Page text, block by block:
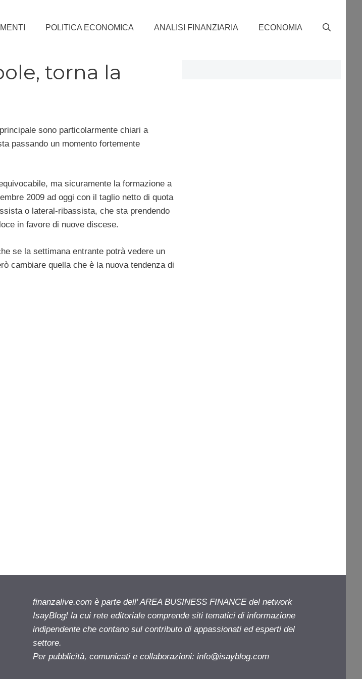
POLITICA ECONOMICA ANALISI FINANZIARIA ECONOMIA
torna la
sono particolarmente chiari a
passando un momento fortemente
ma sicuramente la formazione a
2009 ad oggi con il taglio netto di quota
o lateral-ribassista, che sta prendendo
in favore di nuove discese.
se la settimana entrante potrà vedere un
cambiare quella che è la nuova tendenza di
finanzalive.com è parte dell' AREA BUSINESS FINANCE del network
IsayBlog! la cui rete editoriale comprende siti tematici di informazione
indipendente che contano sul contributo di appassionati ed esperti del
settore.
Per pubblicità, comunicati e collaborazioni: info@isayblog.com